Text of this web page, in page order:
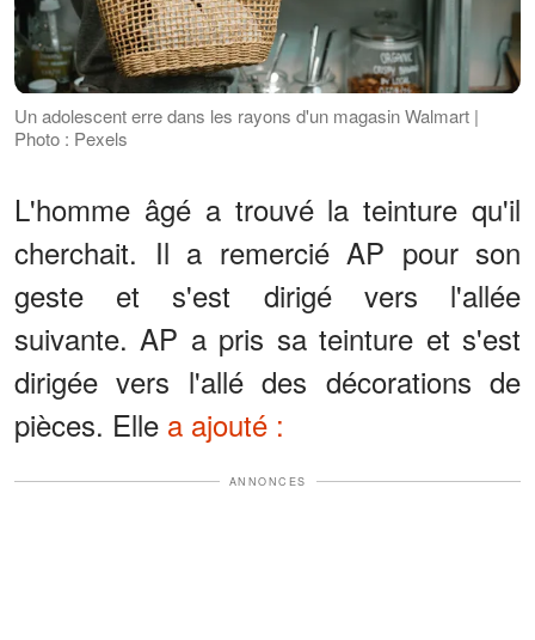
Un adolescent erre dans les rayons d'un magasin Walmart |
Photo : Pexels
L'homme âgé a trouvé la teinture qu'il
cherchait. Il a remercié AP pour son
geste et s'est dirigé vers l'allée
suivante. AP a pris sa teinture et s'est
dirigée vers l'allé des décorations de
pièces. Elle a ajouté :
ANNONCES